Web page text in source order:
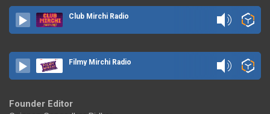
Club Mirchi Radio
Filmy Mirchi Radio
Founder Editor